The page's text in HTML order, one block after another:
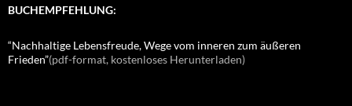
BUCHEMPFEHLUNG:
“Nachhaltige Lebensfreude, Wege vom inneren zum äußeren
Frieden”(pdf-format, kostenloses Herunterladen)